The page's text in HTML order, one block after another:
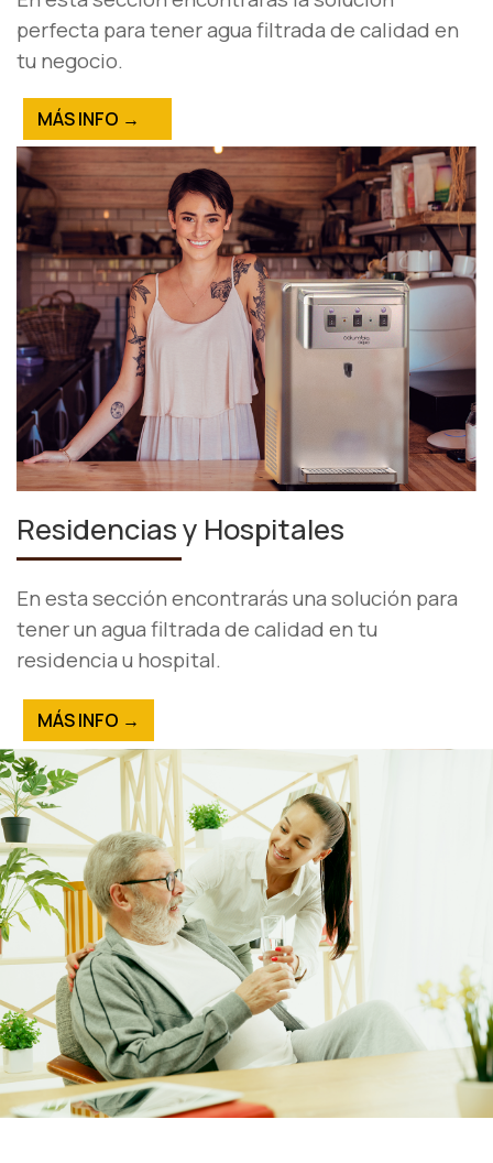
perfecta para tener agua filtrada de calidad en
tu negocio.
MÁS INFO →
Residencias y Hospitales
En esta sección encontrarás una solución para
tener un agua filtrada de calidad en tu
residencia u hospital.
MÁS INFO →